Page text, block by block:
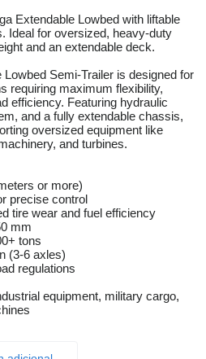
Extendable Lowbed with liftable
Ideal for oversized, heavy-duty
and an extendable deck.
Semi-Trailer is designed for
requiring maximum flexibility,
efficiency. Featuring hydraulic
and a fully extendable chassis,
oversized equipment like
and turbines.
or more)
precise control
tire wear and fuel efficiency
mm
tons
(3-6 axles)
regulations
equipment, military cargo,